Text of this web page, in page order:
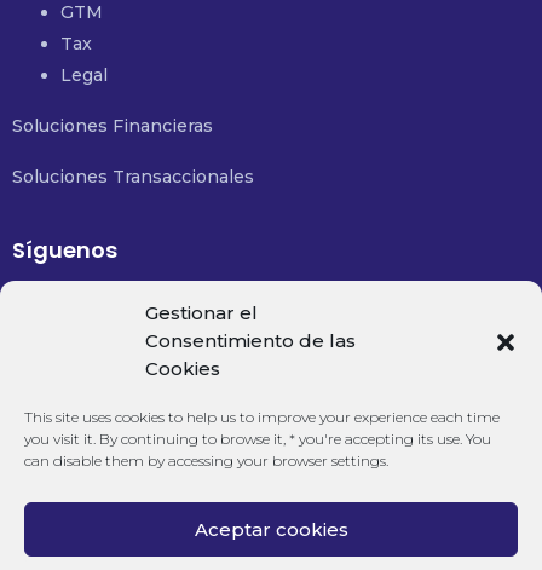
Gestionar el
Consentimiento de las
Cookies
This site uses cookies to help us to improve your experience each time
you visit it. By continuing to browse it, * you're accepting its use. You
can disable them by accessing your browser settings.
Aceptar cookies
GTM
Tax
Legal
Soluciones Financieras
Soluciones Transaccionales
Síguenos
contacto@financialsolutions.mx
+52 477 488 8350